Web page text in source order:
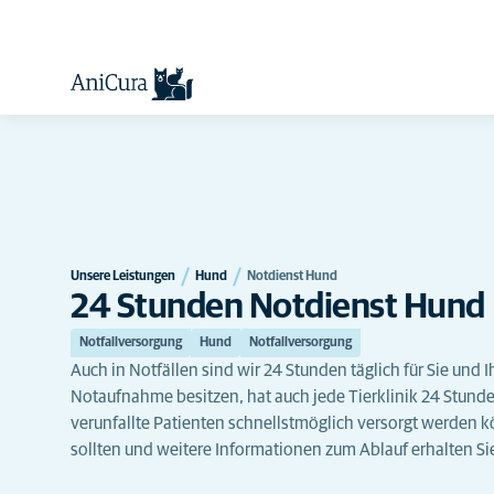
Unsere Leistungen Hund Notdienst Hund
24 Stunden Notdienst Hund
Notfallversorgung Hund Notfallversorgung
Auch in Notfällen sind wir 24 Stunden täglich für Sie und
Notaufnahme besitzen, hat auch jede Tierklinik 24
verunfallte Patienten schnellstmöglich versorgt werden
sollten und weitere Informationen zum Ablauf erhalten